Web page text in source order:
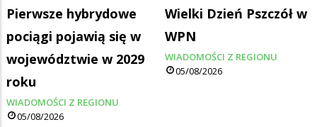
Pierwsze hybrydowe
pociągi pojawią się w
województwie w 2029
roku
WIADOMOŚCI Z REGIONU
05/08/2026
Wielki Dzień Pszczół w
WPN
WIADOMOŚCI Z REGIONU
05/08/2026